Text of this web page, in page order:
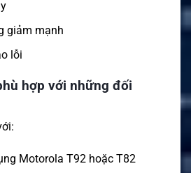
giảm mạnh
lỗi
hợp với những đối
Motorola T92 hoặc T82